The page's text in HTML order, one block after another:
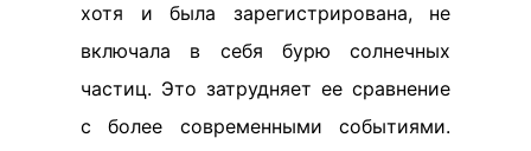
хотя и была зарегистрирована, не
включала в себя бурю солнечных
частиц. Это затрудняет ее сравнение
с более современными событиями.